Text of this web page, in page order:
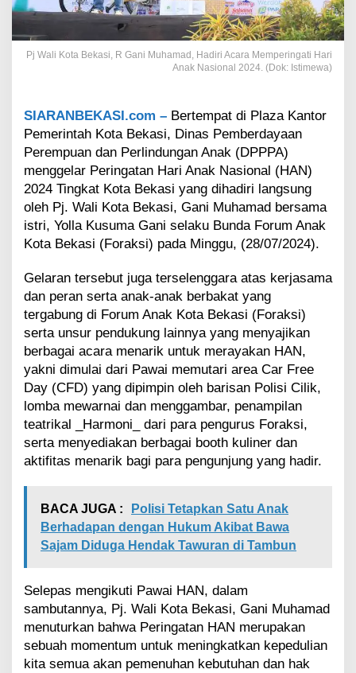
a
l
2
0
P
j
W
a
l
i
K
t
B
e
k
a
s
:
T
e
u
s
O
i
m
l
n
P
e
r
l
Pj Wali Kota Bekasi, R Gani Muhamad, Hadiri Acara Memperingati Hari
Anak Nasional 2024. (Dok: Istimewa)
SIARANBEKASI.com – Bertempat di Plaza Kantor
Pemerintah Kota Bekasi, Dinas Pemberdayaan
Perempuan dan Perlindungan Anak (DPPPA)
menggelar Peringatan Hari Anak Nasional (HAN)
2024 Tingkat Kota Bekasi yang dihadiri langsung
oleh Pj. Wali Kota Bekasi, Gani Muhamad bersama
istri, Yolla Kusuma Gani selaku Bunda Forum Anak
Kota Bekasi (Foraksi) pada Minggu, (28/07/2024).
Gelaran tersebut juga terselenggara atas kerjasama
dan peran serta anak-anak berbakat yang
tergabung di Forum Anak Kota Bekasi (Foraksi)
serta unsur pendukung lainnya yang menyajikan
berbagai acara menarik untuk merayakan HAN,
yakni dimulai dari Pawai memutari area Car Free
Day (CFD) yang dipimpin oleh barisan Polisi Cilik,
lomba mewarnai dan menggambar, penampilan
teatrikal _Harmoni_ dari para pengurus Foraksi,
serta menyediakan berbagai booth kuliner dan
aktifitas menarik bagi para pengunjung yang hadir.
BACA JUGA :
Polisi Tetapkan Satu Anak
Berhadapan dengan Hukum Akibat Bawa
Sajam Diduga Hendak Tawuran di Tambun
Selepas mengikuti Pawai HAN, dalam
sambutannya, Pj. Wali Kota Bekasi, Gani Muhamad
menuturkan bahwa Peringatan HAN merupakan
sebuah momentum untuk meningkatkan kepedulian
kita semua akan pemenuhan kebutuhan dan hak